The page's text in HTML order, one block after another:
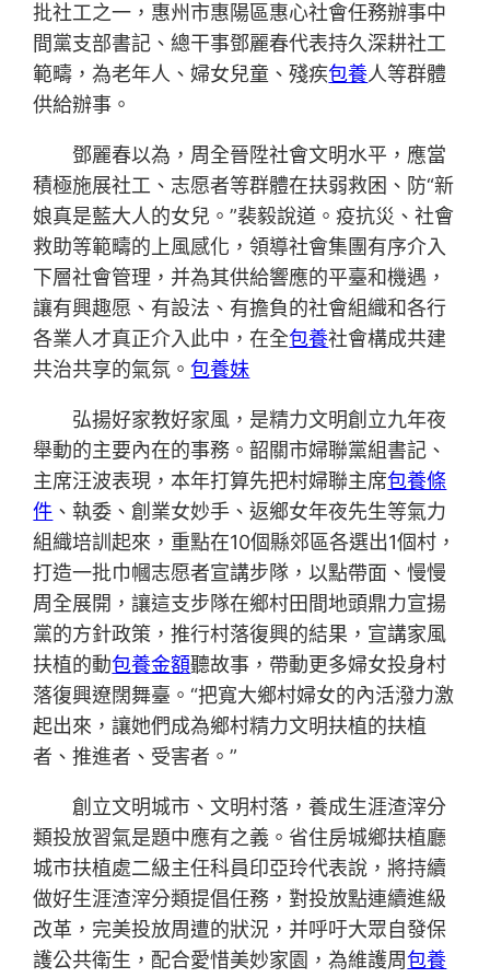
批社工之一，惠州市惠陽區惠心社會任務辦事中
間黨支部書記、總干事鄧麗春代表持久深耕社工
範疇，為老年人、婦女兒童、殘疾包養人等群體
供給辦事。
鄧麗春以為，周全晉陞社會文明水平，應當
積極施展社工、志愿者等群體在扶弱救困、防“新
娘真是藍大人的女兒。”裴毅說道。疫抗災、社會
救助等範疇的上風感化，領導社會集團有序介入
下層社會管理，并為其供給響應的平臺和機遇，
讓有興趣愿、有設法、有擔負的社會組織和各行
各業人才真正介入此中，在全包養社會構成共建
共治共享的氣氛。包養妹
弘揚好家教好家風，是精力文明創立九年夜
舉動的主要內在的事務。韶關市婦聯黨組書記、
主席汪波表現，本年打算先把村婦聯主席包養條
件 、執委、創業女妙手、返鄉女年夜先生等氣力
組織培訓起來，重點在10個縣郊區各選出1個村，
打造一批巾幗志愿者宣講步隊，以點帶面、慢慢
周全展開，讓這支步隊在鄉村田間地頭鼎力宣揚
黨的方針政策，推行村落復興的結果，宣講家風
扶植的動包養金額聽故事，帶動更多婦女投身村
落復興遼闊舞臺。“把寬大鄉村婦女的內活潑力激
起出來，讓她們成為鄉村精力文明扶植的扶植
者、推進者、受害者。”
創立文明城市、文明村落，養成生涯渣滓分
類投放習氣是題中應有之義。省住房城鄉扶植廳
城市扶植處二級主任科員印亞玲代表說，將持續
做好生涯渣滓分類提倡任務，對投放點連續進級
改革，完美投放周遭的狀況，并呼吁大眾自發保
護公共衛生，配合愛惜美妙家園，為維護周包養